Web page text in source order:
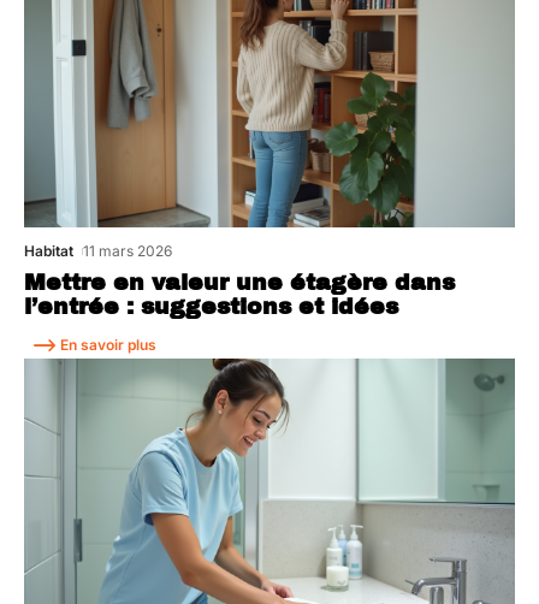
Mettre en valeur une étagère dans
l’entrée : suggestions et idées
Habitat 11 mars 2026
En savoir plus